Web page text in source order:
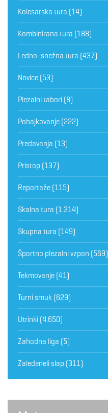
Kolesarska tura (14)
Kombinirana tura (188)
Ledno-snežna tura (437)
Novice (53)
Plezalni tabori (8)
Pohajkovanje (222)
Predavanja (13)
Pristop (137)
Reportaže (115)
Skalna tura (1.314)
Skupna tura (149)
Športno plezalni vzpon (569)
Tekmovanje (41)
Turni smuk (629)
Utrinki (4.650)
Zahodna liga (5)
Zaledeneli slap (311)